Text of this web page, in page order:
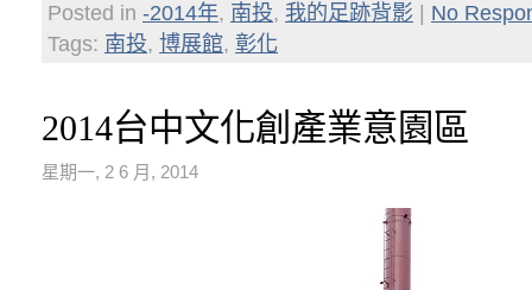
Posted in -2014年, 南投, 我的足跡背影
No
Tags: 南投, 博展館, 彰化
2014台中文化創產業意園區
星期一, 2 6 月, 2014